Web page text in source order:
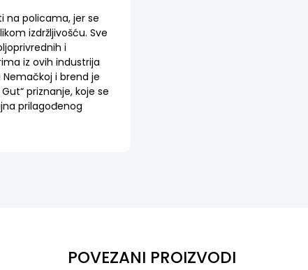
na policama, jer se
izdržljivošću. Sve
i
iz ovih industrija
Nemačkoj i brend je
priznanje, koje se
prilagođenog
POVEZANI PROIZVODI